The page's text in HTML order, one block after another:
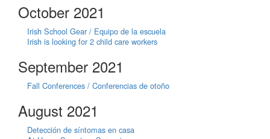
October 2021
Irish School Gear / Equipo de la escuela
Irish is looking for 2 child care workers
September 2021
Fall Conferences / Conferencias de otoño
August 2021
Detección de síntomas en casa